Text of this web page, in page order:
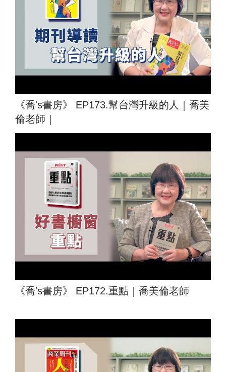
《喬's書房》 EP173.幫台灣升級的人｜喬美
倫老師｜
《喬's書房》 EP172.重點｜喬美倫老師